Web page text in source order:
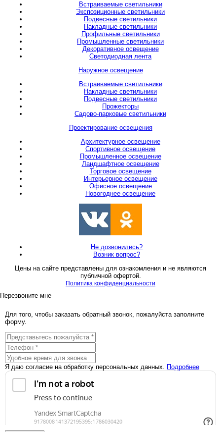
Встраиваемые светильники
Экспозиционные светильники
Подвесные светильники
Накладные светильники
Профильные светильники
Промышленные светильники
Декоративное освещение
Светодиодная лента
Наружное освещение
Встраиваемые светильники
Накладные светильники
Подвесные светильники
Прожекторы
Садово-парковые светильники
Проектирование освещения
Архитектурное освещение
Спортивное освещение
Промышленное освещение
Ландшафтное освещение
Торговое освещение
Интерьерное освещение
Офисное освещение
Новогоднее освещение
Не дозвонились?
Возник вопрос?
Цены на сайте представлены для ознакомления и не являются
публичной офертой.
Политика конфиденциальности
Перезвоните мне
Для того, чтобы заказать обратный звонок, пожалуйста заполните
форму.
Я даю согласие на обработку персональных данных. Подробнее